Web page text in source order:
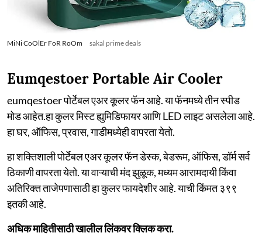
MiNi CoOlEr FoR RoOm sakal prime deals
Eumqestoer Portable Air Cooler
eumqestoer पोर्टेबल एअर कूलर फॅन आहे. या फॅनमध्ये तीन स्पीड
मोड आहेत.हा कुलर मिस्ट ह्युमिडिफायर आणि LED लाइट असलेला आहे.
हा घर, ऑफिस, प्रवास, गाडीमध्येही वापरता येतो.
हा शक्तिशाली पोर्टेबल एअर कूलर फॅन डेस्क, बेडरूम, ऑफिस, डॉर्म सर्व
ठिकाणी वापरता येतो. या वाऱ्याची मंद झुळूक, मध्यम आरामदायी किंवा
अतिरिक्त ताजेपणासाठी हा कुलर फायदेशीर आहे. याची किंमत ३९९
इतकी आहे.
अधिक माहितीसाठी खालील लिंकवर क्लिक करा.